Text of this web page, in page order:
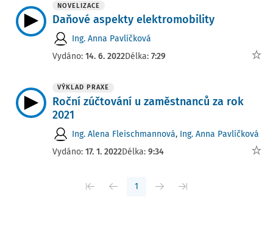
NOVELIZACE
Daňové aspekty elektromobility
Ing. Anna Pavlíčková
Vydáno: 14. 6. 2022Délka: 7:29
VÝKLAD PRAXE
Roční zúčtování u zaměstnanců za rok
2021
Ing. Alena Fleischmannová, Ing. Anna Pavlíčková
Vydáno: 17. 1. 2022Délka: 9:34
1